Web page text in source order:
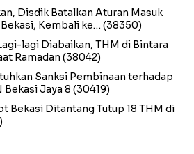
Disdik Batalkan Aturan Masuk
Kembali ke… (38350)
lagi Diabaikan, THM di Bintara
Ramadan (38042)
Sanksi Pembinaan terhadap
Bekasi Jaya 8 (30419)
Bekasi Ditantang Tutup 18 THM di